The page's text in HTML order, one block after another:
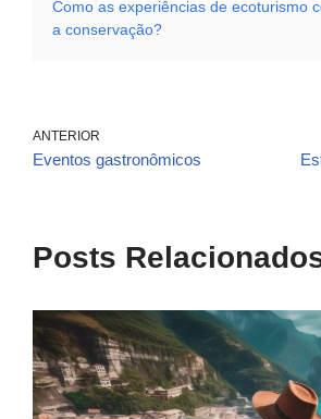
Como as experiências de ecoturismo
a conservação?
ANTERIOR
Eventos gastronômicos
Posts